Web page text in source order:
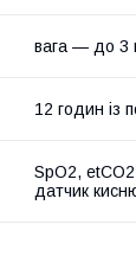
вага — до 3
12 годин із
SpO2,
датчик